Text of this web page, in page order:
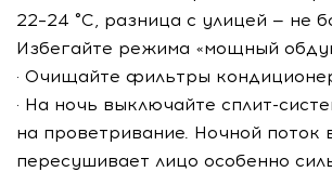
22–24 °C, разница с улицей — не
Избегайте режима «мощный
· Очищайте фильтры
· На ночь выключайте сплит-
на проветривание. Ночной поток
пересушивает лицо особенно